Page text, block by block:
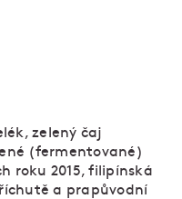
zelený čaj
(fermentované)
roku 2015, filipínská
a prapůvodní